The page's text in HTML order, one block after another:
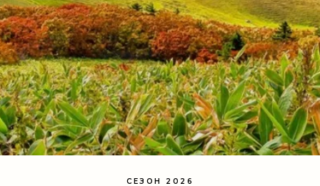
СЕЗОН 2026